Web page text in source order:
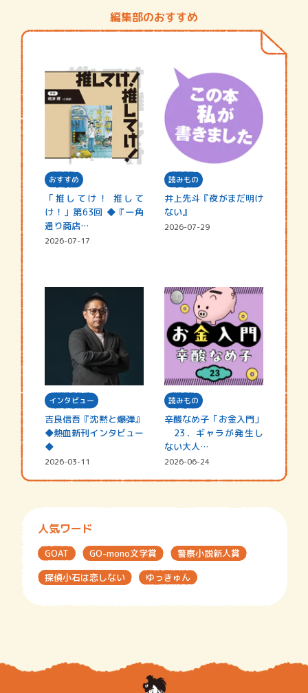
編集部のおすすめ
おすすめ
「推してけ！ 推して
け！」第63回 ◆『一角
通り商店…
2026-07-17
読みもの
井上先斗『夜がまだ明け
ない』
2026-07-29
インタビュー
吉良信吾『沈黙と爆弾』
◆熱血新刊インタビュー
◆
2026-03-11
読みもの
辛酸なめ子「お金入門」
23．ギャラが発生し
ない大人…
2026-06-24
人気ワード
GOAT GO-mono文学賞
警察小説新人賞
探偵小石は恋しない
ゆっきゅん